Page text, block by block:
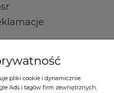
pliki cookie i dynamicznie
Ads i tagów firm zewnętrznych,